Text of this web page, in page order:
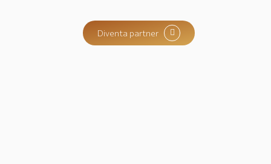
Diventa partner